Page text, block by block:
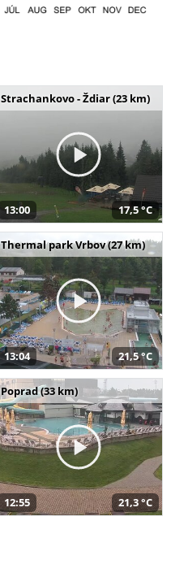
Strachankovo - Ždiar (23 km)
13:00 17,5 °C
Thermal park Vrbov (27 km)
13:04 21,5 °C
Poprad (33 km)
12:55 21,3 °C